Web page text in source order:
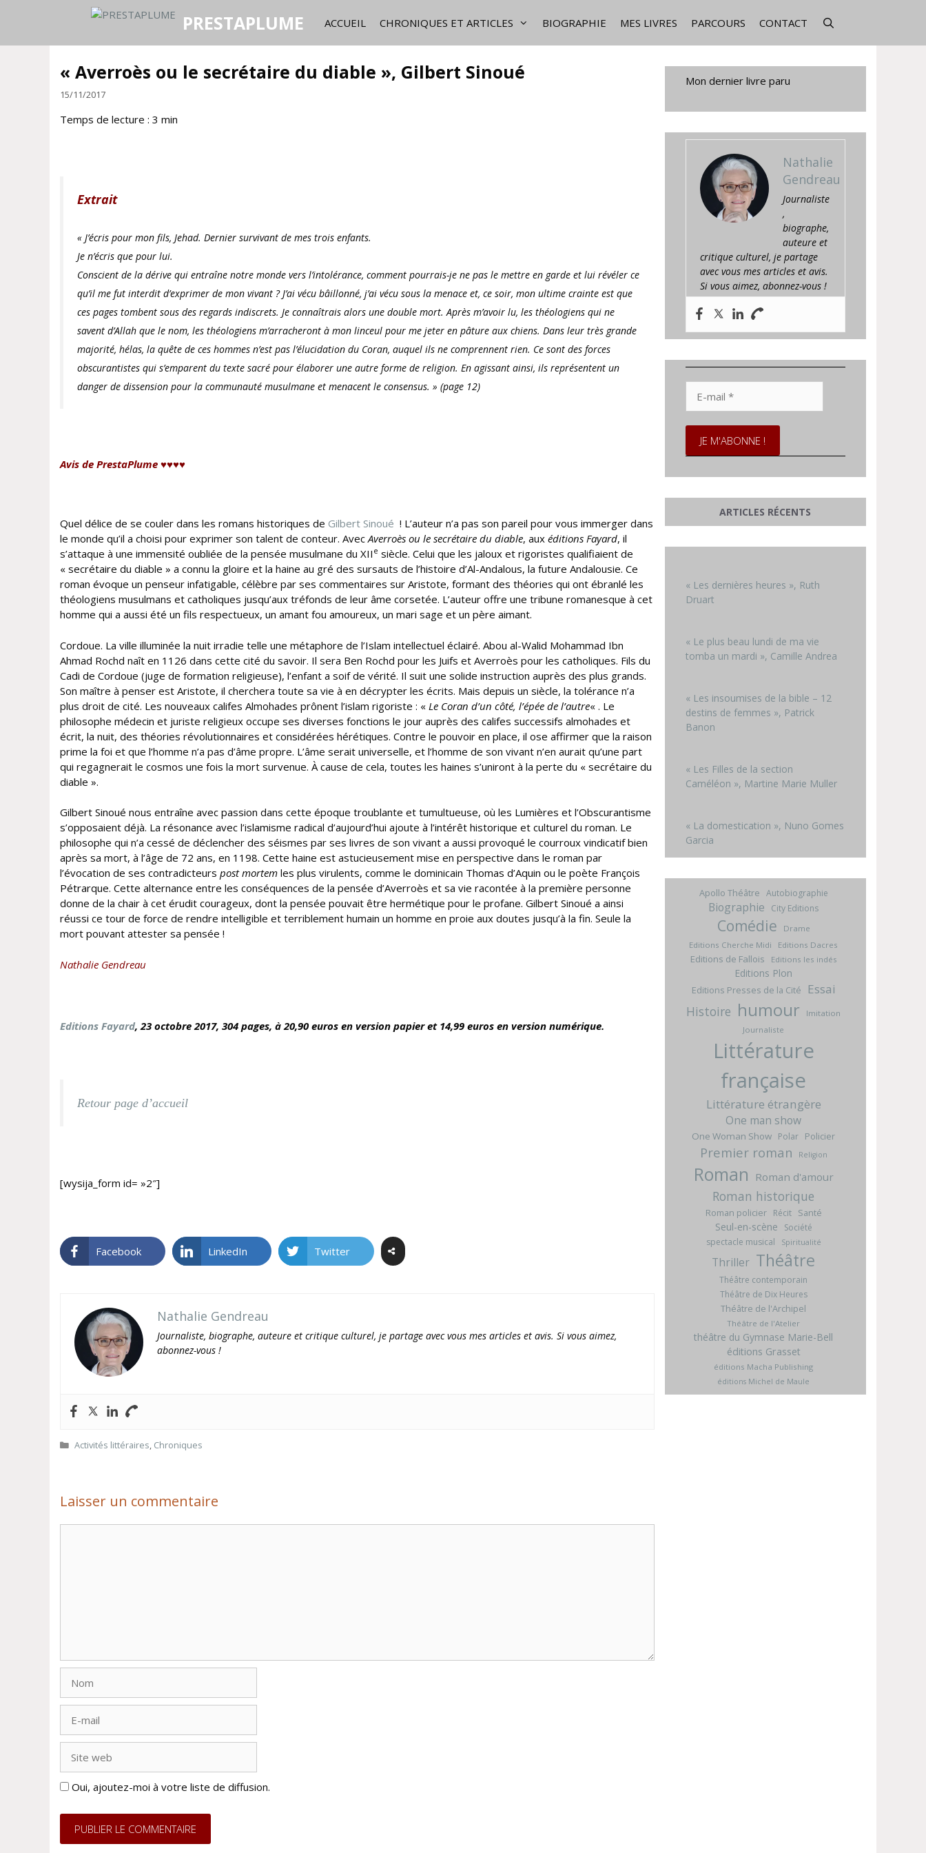
PRESTAPLUME ACCUEIL CHRONIQUES ET ARTICLES BIOGRAPHIE MES LIVRES PARCOURS CONTACT
« Averroès ou le secrétaire du diable », Gilbert Sinoué
15/11/2017
Temps de lecture : 3 min
Extrait
« J’écris pour mon fils, Jehad. Dernier survivant de mes trois enfants.
Je n’écris que pour lui.
Conscient de la dérive qui entraîne notre monde vers l’intolérance, comment pourrais-je ne pas le mettre en garde et lui révéler ce
qu’il me fut interdit d’exprimer de mon vivant ? J’ai vécu bâillonné, j’ai vécu sous la menace et, ce soir, mon ultime crainte est que
ces pages tombent sous des regards indiscrets. Je connaîtrais alors une double mort. Après m’avoir lu, les théologiens qui ne
savent d’Allah que le nom, les théologiens m’arracheront à mon linceul pour me jeter en pâture aux chiens. Dans leur très grande
majorité, hélas, la quête de ces hommes n’est pas l’élucidation du Coran, auquel ils ne comprennent rien. Ce sont des forces
obscurantistes qui s’emparent du texte sacré pour élaborer une autre forme de religion. En agissant ainsi, ils représentent un
danger de dissension pour la communauté musulmane et menacent le consensus. » (page 12)
Avis de PrestaPlume ♥♥♥♥
Quel délice de se couler dans les romans historiques de Gilbert Sinoué ! L’auteur n’a pas son pareil pour vous immerger dans
le monde qu’il a choisi pour exprimer son talent de conteur. AvecAverroès ou le secrétaire du diable, aux éditions Fayard, il
s’attaque à une immensité oubliée de la pensée musulmane du XII e siècle. Celui que les jaloux et rigoristes qualifiaient de
« secrétaire du diable » a connu la gloire et la haine au gré des sursauts de l’histoire d’Al-Andalous, la future Andalousie. Ce
roman évoque un penseur infatigable, célèbre par ses commentaires sur Aristote, formant des théories qui ont ébranlé les
théologiens musulmans et catholiques jusqu’aux tréfonds de leur âme corsetée. L’auteur offre une tribune romanesque à cet
homme qui a aussi été un fils respectueux, un amant fou amoureux, un mari sage et un père aimant.
Cordoue. La ville illuminée la nuit irradie telle une métaphore de l’Islam intellectuel éclairé. Abou al-Walid Mohammad Ibn
Ahmad Rochd naît en 1126 dans cette cité du savoir. Il sera Ben Rochd pour les Juifs et Averroès pour les catholiques. Fils du
Cadi de Cordoue (juge de formation religieuse), l’enfant a soif de vérité. Il suit une solide instruction auprès des plus grands.
Son maître à penser est Aristote, il cherchera toute sa vie à en décrypter les écrits. Mais depuis un siècle, la tolérance n’a
plus droit de cité. Les nouveaux califes Almohades prônent l’islam rigoriste : « Le Coran d’un côté, l’épée de l’autre« . Le
philosophe médecin et juriste religieux occupe ses diverses fonctions le jour auprès des califes successifs almohades et
écrit, la nuit, des théories révolutionnaires et considérées hérétiques. Contre le pouvoir en place, il ose affirmer que la raison
prime la foi et que l’homme n’a pas d’âme propre. L’âme serait universelle, et l’homme de son vivant n’en aurait qu’une part
qui regagnerait le cosmos une fois la mort survenue. À cause de cela, toutes les haines s’uniront à la perte du « secrétaire du
diable ».
Gilbert Sinoué nous entraîne avec passion dans cette époque troublante et tumultueuse, où les Lumières et l’Obscurantisme
s’opposaient déjà. La résonance avec l’islamisme radical d’aujourd’hui ajoute à l’intérêt historique et culturel du roman. Le
philosophe qui n’a cessé de déclencher des séismes par ses livres de son vivant a aussi provoqué le courroux vindicatif bien
après sa mort, à l’âge de 72 ans, en 1198. Cette haine est astucieusement mise en perspective dans le roman par
l’évocation de ses contradicteurs post mortem les plus virulents, comme le dominicain Thomas d’Aquin ou le poète François
Pétrarque. Cette alternance entre les conséquences de la pensée d’Averroès et sa vie racontée à la première personne
donne de la chair à cet érudit courageux, dont la pensée pouvait être hermétique pour le profane. Gilbert Sinoué a ainsi
réussi ce tour de force de rendre intelligible et terriblement humain un homme en proie aux doutes jusqu’à la fin. Seule la
mort pouvant attester sa pensée !
Nathalie Gendreau
Editions Fayard, 23 octobre 2017, 304 pages, à 20,90 euros en version papier et 14,99 euros en version numérique.
Retour page d’accueil
[wysija_form id= »2″]
Facebook LinkedIn Twitter
Nathalie Gendreau
Journaliste, biographe, auteure et critique culturel, je partage avec vous mes articles et avis. Si vous aimez,
abonnez-vous !
Catégories
Activités littéraires, Chroniques
Laisser un commentaire
mail
web
Oui, ajoutez-moi à votre liste de diffusion.
Mon dernier livre paru
Nathalie
Gendreau
Journaliste
,
biographe,
auteure et
critique culturel, je partage
avec vous mes articles et avis.
Si vous aimez, abonnez-vous !
mail
*
ARTICLES RÉCENTS
« Les dernières heures », Ruth
Druart
« Le plus beau lundi de ma vie
tomba un mardi », Camille Andrea
« Les insoumises de la bible – 12
destins de femmes », Patrick
Banon
« Les Filles de la section
Caméléon », Martine Marie Muller
« La domestication », Nuno Gomes
Garcia
Apollo Théâtre Autobiographie
Biographie City Editions
Comédie
Drame
Editions Cherche Midi
Editions Dacres
Editions de Fallois Editions les indés
Editions Plon
Editions Presses de la Cité Essai
Histoire humour
Imitation
Journaliste
Littérature
française
Littérature étrangère
One man show
One Woman Show Polar Policier
Premier roman Religion
Roman Roman d'amour
Roman historique
Roman policier Récit Santé
Seul-en-scène
Société
spectacle musical
Spiritualité
Thriller Théâtre
Théâtre contemporain
Théâtre de Dix Heures
Théâtre de l'Archipel
Théâtre de l'Atelier
théâtre du Gymnase Marie-Bell
éditions Grasset
éditions Macha Publishing
éditions Michel de Maule